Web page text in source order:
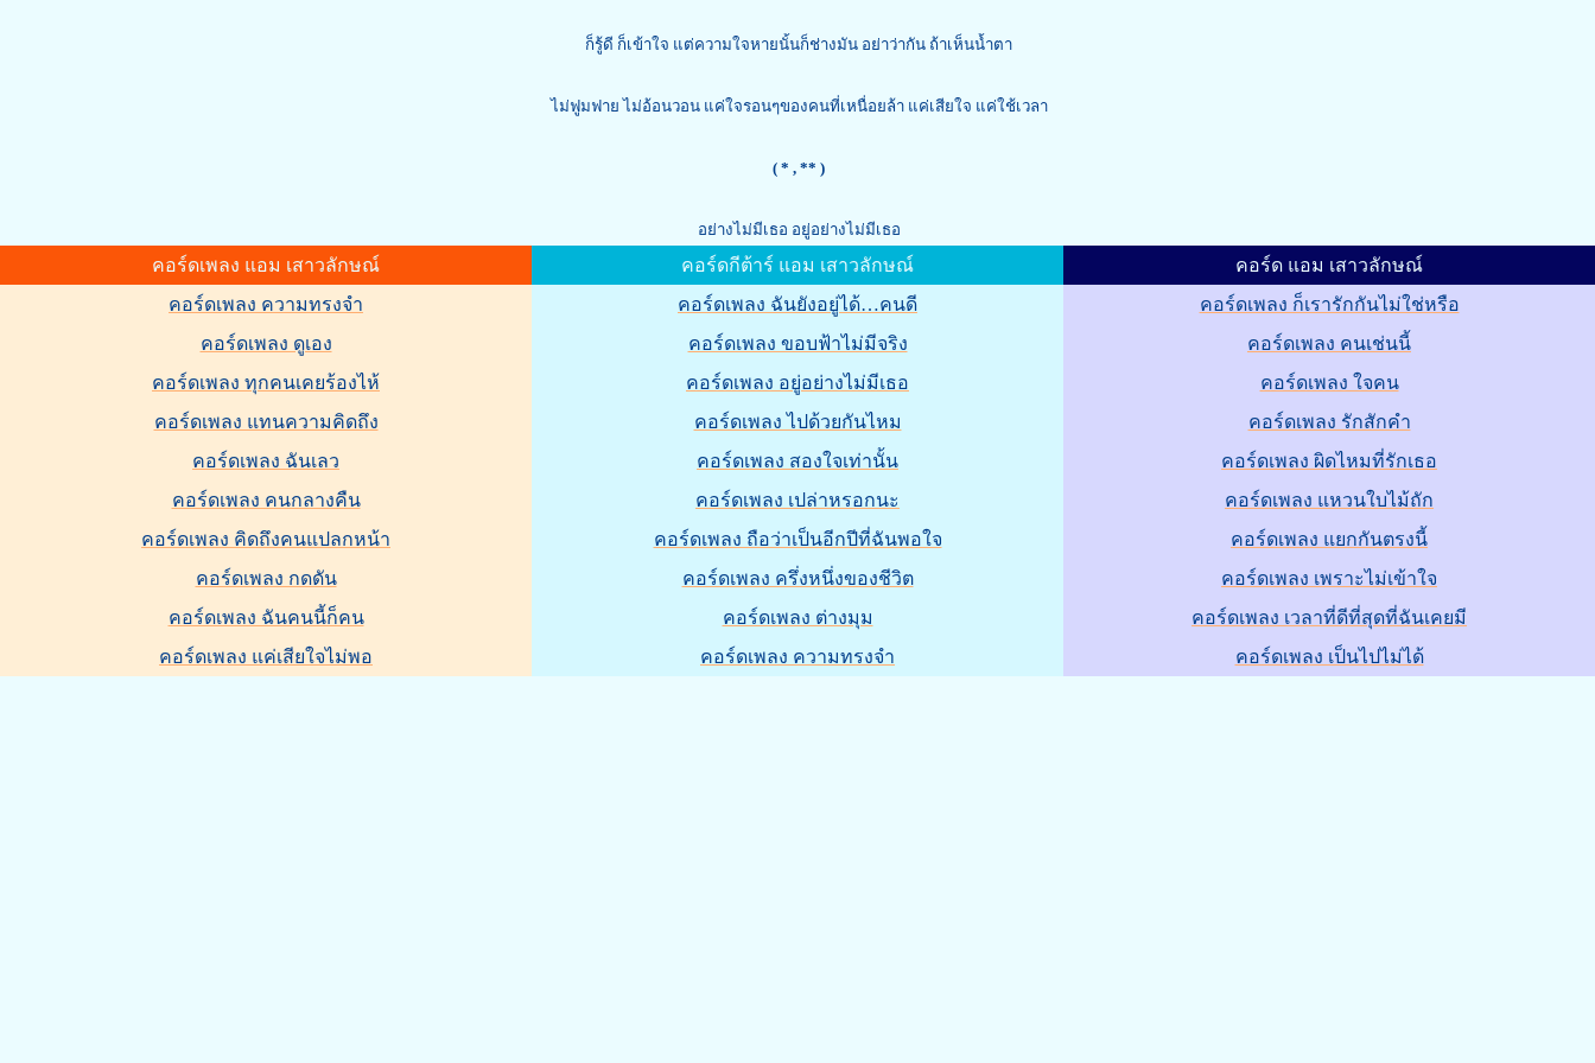
ก็รู้ดี ก็เข้าใจ แต่ความใจหายนั้นก็ช่างมัน อย่าว่ากัน ถ้าเห็นน้ำตา
ไม่ฟูมฟาย ไม่อ้อนวอน แค่ใจรอนๆของคนที่เหนื่อยล้า แค่เสียใจ แค่ใช้เวลา
( * , ** )
อย่างไม่มีเธอ อยู่อย่างไม่มีเธอ
คอร์ดเพลง แอม เสาวลักษณ์
คอร์ดเพลง ความทรงจำ
คอร์ดเพลง ดูเอง
คอร์ดเพลง ทุกคนเคยร้องไห้
คอร์ดเพลง แทนความคิดถึง
คอร์ดเพลง ฉันเลว
คอร์ดเพลง คนกลางคืน
คอร์ดเพลง คิดถึงคนแปลกหน้า
คอร์ดเพลง กดดัน
คอร์ดเพลง ฉันคนนี้ก็คน
คอร์ดเพลง แค่เสียใจไม่พอ
คอร์ดกีต้าร์ แอม เสาวลักษณ์
คอร์ดเพลง ฉันยังอยู่ได้…คนดี
คอร์ดเพลง ขอบฟ้าไม่มีจริง
คอร์ดเพลง อยู่อย่างไม่มีเธอ
คอร์ดเพลง ไปด้วยกันไหม
คอร์ดเพลง สองใจเท่านั้น
คอร์ดเพลง เปล่าหรอกนะ
คอร์ดเพลง ถือว่าเป็นอีกปีที่ฉันพอใจ
คอร์ดเพลง ครึ่งหนึ่งของชีวิต
คอร์ดเพลง ต่างมุม
คอร์ดเพลง ความทรงจำ
คอร์ด แอม เสาวลักษณ์
คอร์ดเพลง ก็เรารักกันไม่ใช่หรือ
คอร์ดเพลง คนเช่นนี้
คอร์ดเพลง ใจคน
คอร์ดเพลง รักสักคำ
คอร์ดเพลง ผิดไหมที่รักเธอ
คอร์ดเพลง แหวนใบไม้ถัก
คอร์ดเพลง แยกกันตรงนี้
คอร์ดเพลง เพราะไม่เข้าใจ
คอร์ดเพลง เวลาที่ดีที่สุดที่ฉันเคยมี
คอร์ดเพลง เป็นไปไม่ได้